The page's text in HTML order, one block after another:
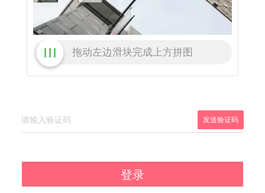
拖动左边滑块完成上方拼图
发送验证码
登录